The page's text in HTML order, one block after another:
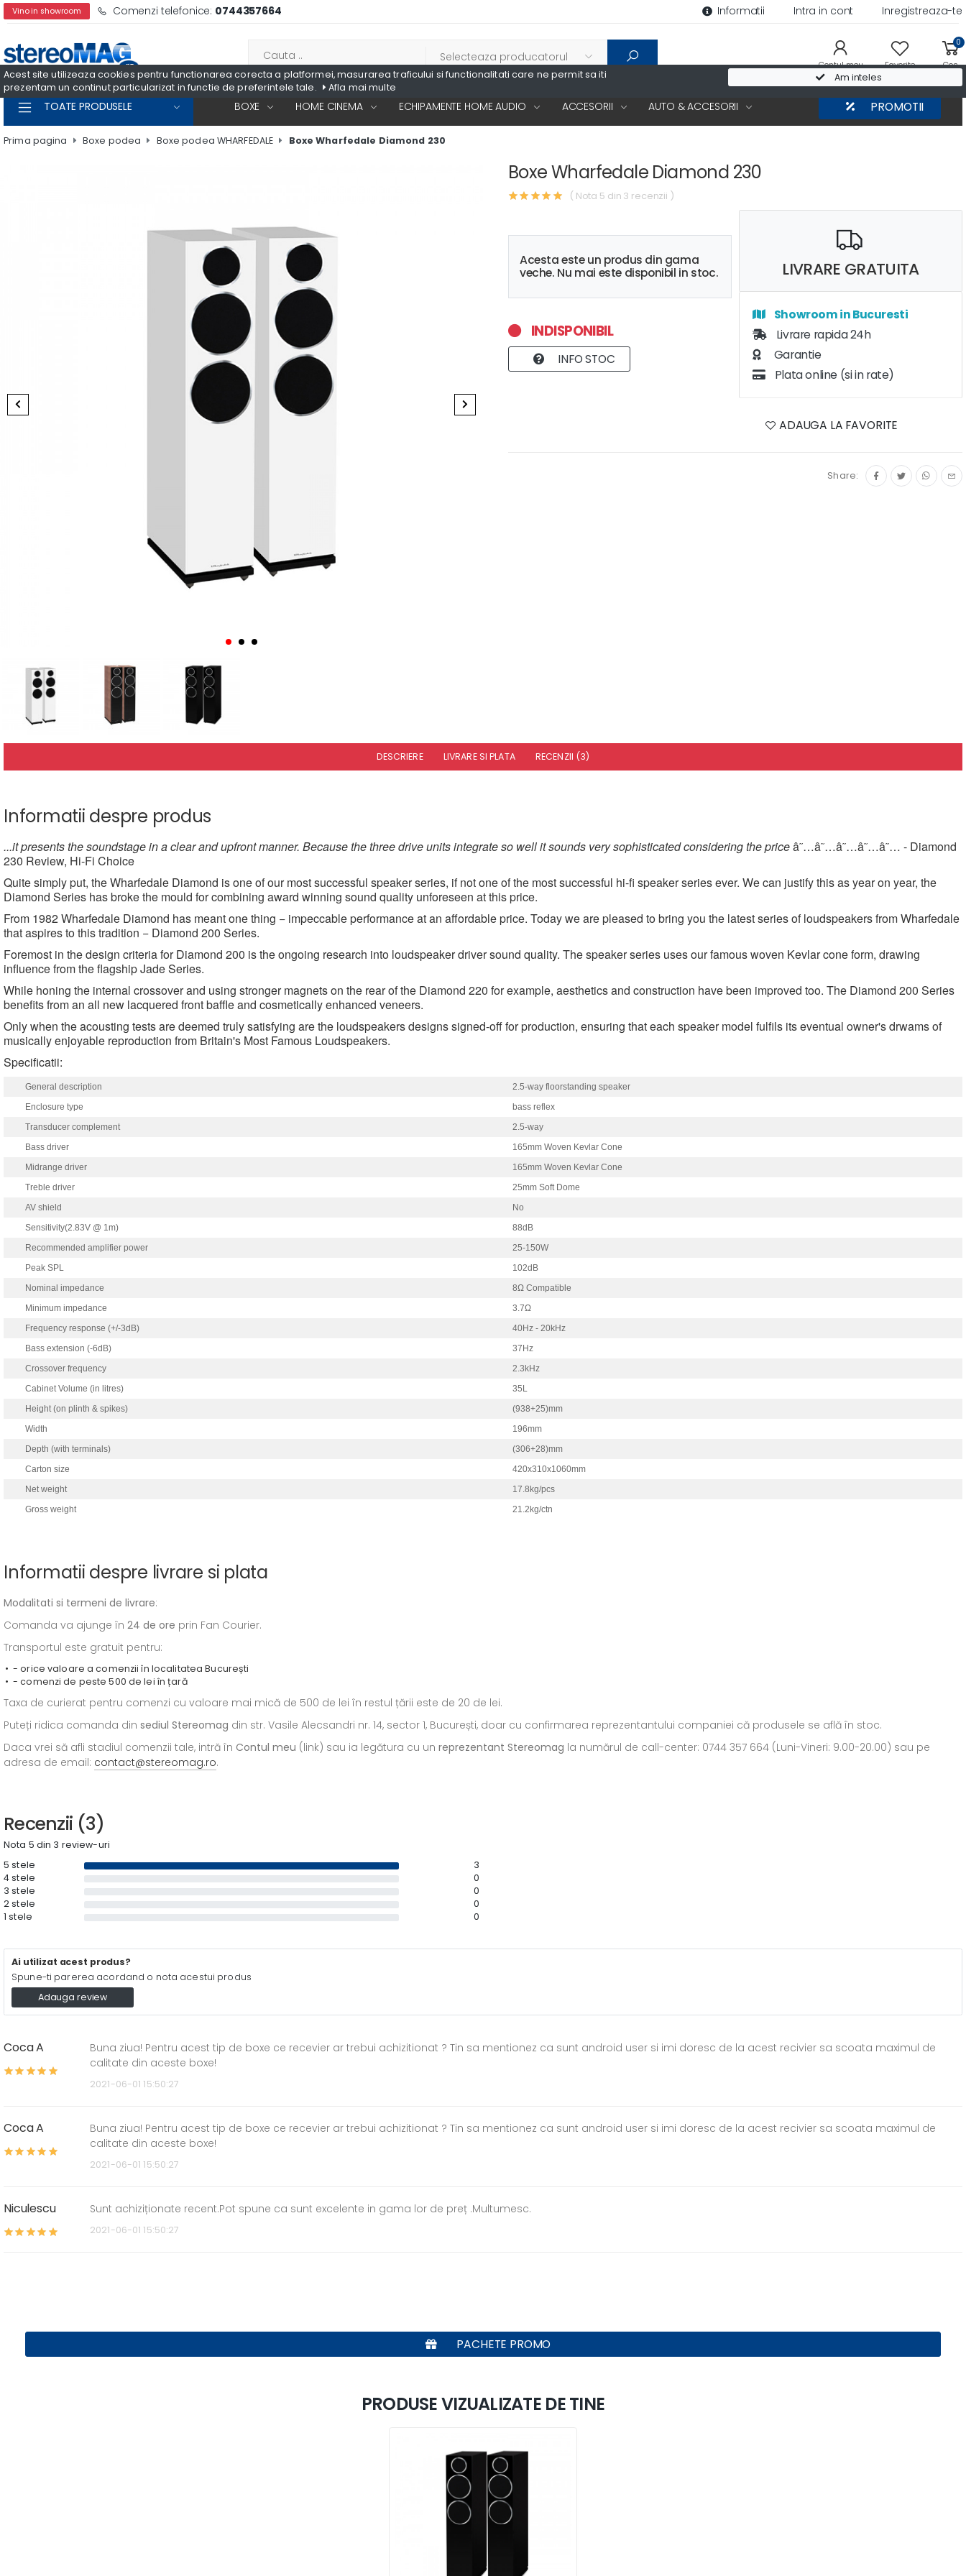
Acest site utilizeaza cookies pentru functionarea corecta a platformei, masurarea traficului si functionalitati care ne permit sa iti
prezentam un continut particularizat in functie de preferintele tale.
Afla mai multe
Am inteles
Vino in showroom Comenzi telefonice: 0744357664 Informatii Intra in cont Inregistreaza-te
Contul meu Favorite
0
Cos
TOATE PRODUSELE BOXE HOME CINEMA ECHIPAMENTE HOME AUDIO ACCESORII AUTO & ACCESORII PROMOTII
Prima pagina Boxe podea Boxe podea WHARFEDALE Boxe Wharfedale Diamond 230
Boxe Wharfedale Diamond 230
( Nota 5 din 3 recenzii )
Acesta este un produs din gama
veche. Nu mai este disponibil in stoc.
INDISPONIBIL
INFO STOC
LIVRARE GRATUITA
Showroom in Bucuresti
Livrare rapida 24h
Garantie
Plata online (si in rate)
ADAUGA LA FAVORITE
Share:
DESCRIERE LIVRARE SI PLATA RECENZII (3)
Informatii despre produs
...it presents the soundstage in a clear and upfront manner. Because the three drive units integrate so well it sounds very sophisticated considering the priceâ˜…â˜…â˜…â˜…â˜… - Diamond
230 Review, Hi-Fi Choice
Quite simply put, the Wharfedale Diamond is one of our most successful speaker series, if not one of the most successful hi-fi speaker series ever. We can justify this as year on year, the
Diamond Series has broke the mould for combining award winning sound quality unforeseen at this price.
From 1982 Wharfedale Diamond has meant one thing − impeccable performance at an affordable price. Today we are pleased to bring you the latest series of loudspeakers from Wharfedale
that aspires to this tradition − Diamond 200 Series.
Foremost in the design criteria for Diamond 200 is the ongoing research into loudspeaker driver sound quality. The speaker series uses our famous woven Kevlar cone form, drawing
influence from the flagship Jade Series.
While honing the internal crossover and using stronger magnets on the rear of the Diamond 220 for example, aesthetics and construction have been improved too. The Diamond 200 Series
benefits from an all new lacquered front baffle and cosmetically enhanced veneers.
Only when the acousting tests are deemed truly satisfying are the loudspeakers designs signed-off for production, ensuring that each speaker model fulfils its eventual owner's drwams of
musically enjoyable reproduction from Britain's Most Famous Loudspeakers.
Specificatii:
General description
2.5-way floorstanding speaker
Enclosure type
bass reflex
Transducer complement
2.5-way
Bass driver
165mm Woven Kevlar Cone
Midrange driver
165mm Woven Kevlar Cone
Treble driver
25mm Soft Dome
AV shield
No
Sensitivity(2.83V @ 1m)
88dB
Recommended amplifier power
25-150W
Peak SPL
102dB
Nominal impedance
8Ω Compatible
Minimum impedance
3.7Ω
Frequency response (+/-3dB)
40Hz - 20kHz
Bass extension (-6dB)
37Hz
Crossover frequency
2.3kHz
Cabinet Volume (in litres)
35L
Height (on plinth & spikes)
(938+25)mm
Width
196mm
Depth (with terminals)
(306+28)mm
Carton size
420x310x1060mm
Net weight
17.8kg/pcs
Gross weight
21.2kg/ctn
Informatii despre livrare si plata
Modalitati si termeni de livrare:
Comanda va ajunge în 24 de ore prin Fan Courier.
Transportul este gratuit pentru:
- orice valoare a comenzii în localitatea București
- comenzi de peste 500 de lei în țară
Taxa de curierat pentru comenzi cu valoare mai mică de 500 de lei în restul țării este de 20 de lei.
Puteți ridica comanda din sediul Stereomag din str. Vasile Alecsandri nr. 14, sector 1, București, doar cu confirmarea reprezentantului companiei că produsele se află în stoc.
Daca vrei să afli stadiul comenzii tale, intră în Contul meu (link) sau ia legătura cu un reprezentant Stereomag la numărul de call-center: 0744 357 664 (Luni-Vineri: 9.00-20.00) sau pe
adresa de email: contact@stereomag.ro.
Recenzii (3)
Nota 5 din 3 review-uri
5 stele
3
4 stele
0
3 stele
0
2 stele
0
1 stele
0
Ai utilizat acest produs?
Spune-ti parerea acordand o nota acestui produs
Adauga review
Coca A
Buna ziua! Pentru acest tip de boxe ce recevier ar trebui achizitionat ? Tin sa mentionez ca sunt android user si imi doresc de la acest recivier sa scoata maximul de
calitate din aceste boxe!
2021-06-01 15:50:27
Coca A
Buna ziua! Pentru acest tip de boxe ce recevier ar trebui achizitionat ? Tin sa mentionez ca sunt android user si imi doresc de la acest recivier sa scoata maximul de
calitate din aceste boxe!
2021-06-01 15:50:27
Niculescu Sunt achiziționate recent.Pot spune ca sunt excelente in gama lor de preț .Multumesc.
2021-06-01 15:50:27
PACHETE PROMO
PRODUSE VIZUALIZATE DE TINE